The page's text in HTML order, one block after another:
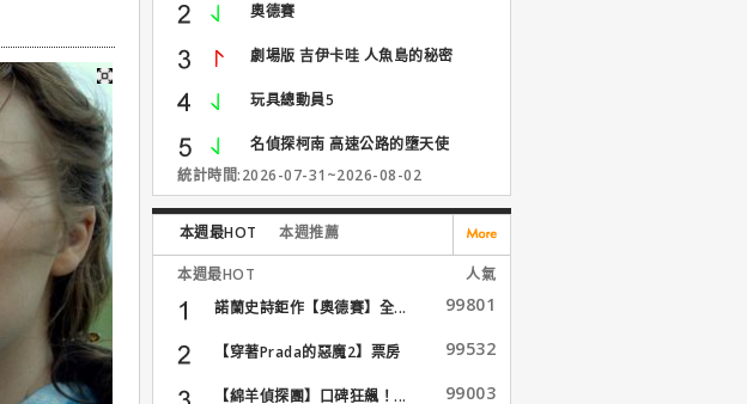
奧德賽
劇場版 吉伊卡哇 人魚島的秘密
玩具總動員5
名偵探柯南 高速公路的墮天使
統計時間:2026-07-31~2026-08-02
本週最HOT 本週推薦
本週最HOT
人氣
諾蘭史詩鉅作【奧德賽】全...
99801
【穿著Prada的惡魔2】票房
99532
【綿羊偵探團】口碑狂飆！... 99003